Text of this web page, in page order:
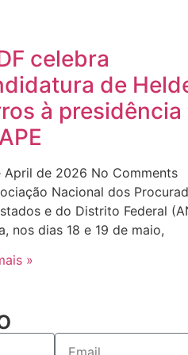
celebra
de
à presidência
April de 2026 No Comments
Nacional dos
e do Distrito Federal
nos dias 18 e 19 de maio,
»